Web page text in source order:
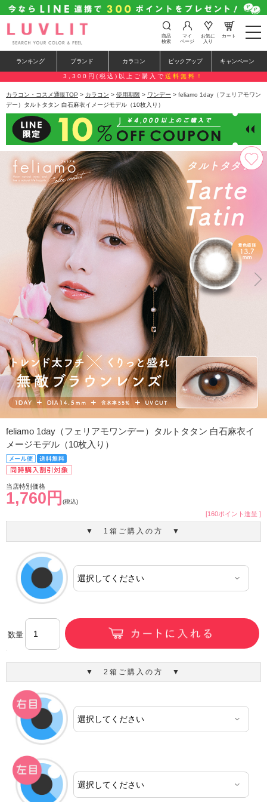
t
o
e
n
a
a
i
o
n
商品
検索
マイ
ページ
お気に
入り
カート
ランキング ブランド カラコン ピックアップ キャンペーン
3,300円(税込)以上ご購入で 送料無料！
カラコン・コスメ通販TOP > カラコン > 使用期限 > ワンデー > feliamo 1day（フェリアモワン
デー）タルトタタン 白石麻衣イメージモデル（10枚入り）
feliamo 1day（フェリアモワンデー）タルトタタン 白石麻衣イ
メージモデル（10枚入り）
当店特別価格
1,760円 (税込)
[160ポイント進呈 ]
▼ 1箱ご購入の方 ▼
数量
▼ 2箱ご購入の方 ▼